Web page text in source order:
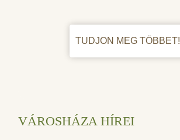
TUDJON MEG TÖBBET!
VÁROSHÁZA HÍREI